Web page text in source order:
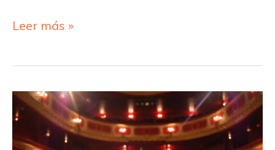
Leer más »
Los
mejores
monólogos